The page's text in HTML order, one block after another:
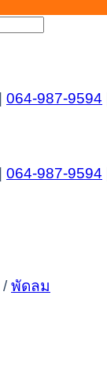
064-987-9594
064-987-9594
/ พัดลม